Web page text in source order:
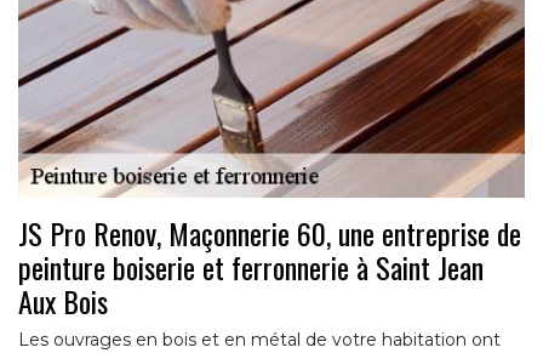
JS Pro Renov, Maçonnerie 60, une entreprise de
peinture boiserie et ferronnerie à Saint Jean
Aux Bois
Les ouvrages en bois et en métal de votre habitation ont